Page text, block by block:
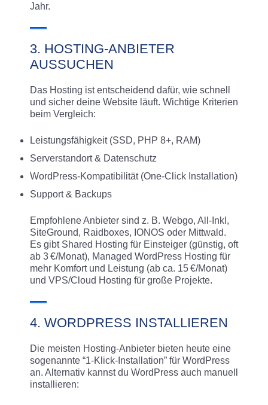
Jahr.
3. HOSTING-ANBIETER
AUSSUCHEN
Das Hosting ist entscheidend dafür, wie schnell
und sicher deine Website läuft. Wichtige Kriterien
beim Vergleich:
Leistungsfähigkeit (SSD, PHP 8+, RAM)
Serverstandort & Datenschutz
WordPress-Kompatibilität (One-Click Installation)
Support & Backups
Empfohlene Anbieter sind z. B. Webgo, All-Inkl,
SiteGround, Raidboxes, IONOS oder Mittwald.
Es gibt Shared Hosting für Einsteiger (günstig, oft
ab 3 €/Monat), Managed WordPress Hosting für
mehr Komfort und Leistung (ab ca. 15 €/Monat)
und VPS/Cloud Hosting für große Projekte.
4. WORDPRESS INSTALLIEREN
Die meisten Hosting-Anbieter bieten heute eine
sogenannte “1-Klick-Installation” für WordPress
an. Alternativ kannst du WordPress auch manuell
installieren: